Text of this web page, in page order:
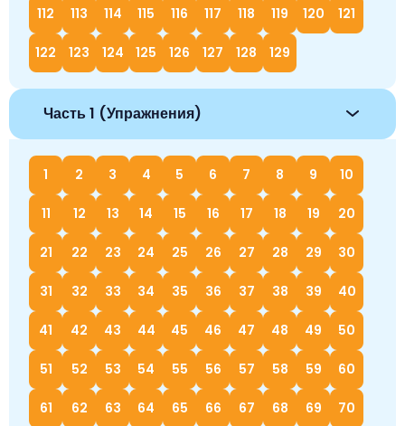
112 113 114 115 116 117 118 119 120 121
122 123 124 125 126 127 128 129
Часть 1 (Упражнения)
1 2 3 4 5 6 7 8 9 10
11 12 13 14 15 16 17 18 19 20
21 22 23 24 25 26 27 28 29 30
31 32 33 34 35 36 37 38 39 40
41 42 43 44 45 46 47 48 49 50
51 52 53 54 55 56 57 58 59 60
61 62 63 64 65 66 67 68 69 70